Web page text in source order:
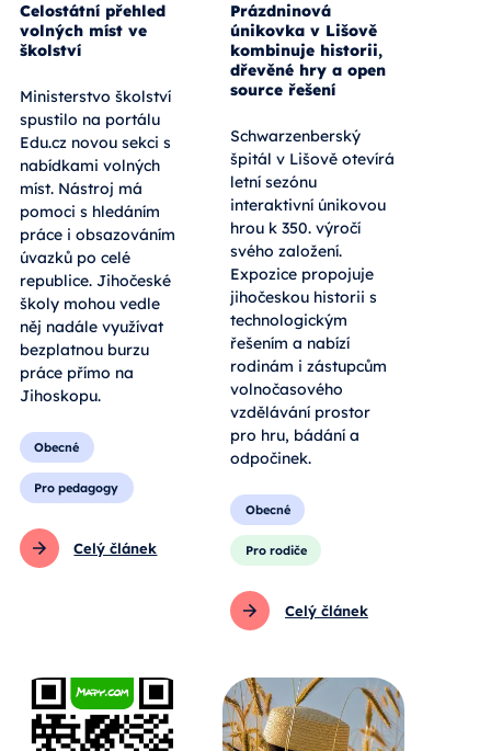
Celostátní přehled
volných míst ve
školství
Ministerstvo školství
spustilo na portálu
Edu.cz novou sekci s
nabídkami volných
míst. Nástroj má
pomoci s hledáním
práce i obsazováním
úvazků po celé
republice. Jihočeské
školy mohou vedle
něj nadále využívat
bezplatnou burzu
práce přímo na
Jihoskopu.
Obecné
Pro pedagogy
Celý článek
Prázdninová
únikovka v Lišově
kombinuje historii,
dřevěné hry a open
source řešení
Schwarzenberský
špitál v Lišově otevírá
letní sezónu
interaktivní únikovou
hrou k 350. výročí
svého založení.
Expozice propojuje
jihočeskou historii s
technologickým
řešením a nabízí
rodinám i zástupcům
volnočasového
vzdělávání prostor
pro hru, bádání a
odpočinek.
Obecné
Pro rodiče
Celý článek